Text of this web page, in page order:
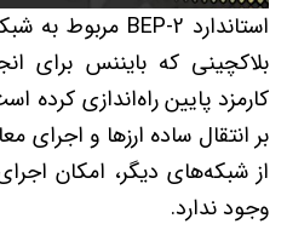
بلاکچینی که بایننس برای
کارمزد پایین راه‌اندازی کرده
بر انتقال ساده ارزها و
از شبکه‌های دیگر، امکان
وجود ندارد.